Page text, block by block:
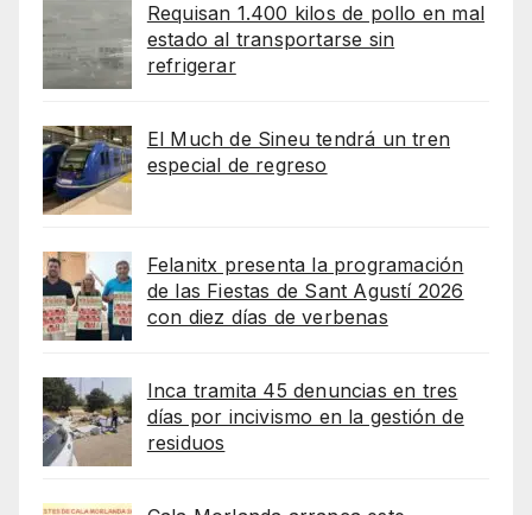
Requisan 1.400 kilos de pollo en mal
estado al transportarse sin
refrigerar
El Much de Sineu tendrá un tren
especial de regreso
Felanitx presenta la programación
de las Fiestas de Sant Agustí 2026
con diez días de verbenas
Inca tramita 45 denuncias en tres
días por incivismo en la gestión de
residuos